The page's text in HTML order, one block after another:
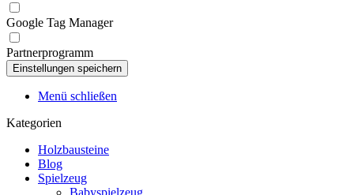
Google Tag Manager
Partnerprogramm
Menü schließen
Kategorien
Holzbausteine
Blog
Spielzeug
Babyspielzeug